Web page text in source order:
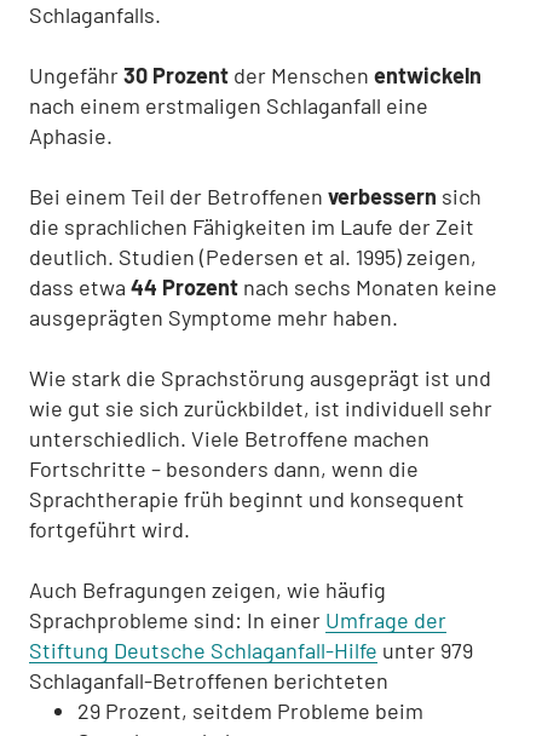
Schlaganfalls.
Ungefähr30 Prozent der Menschen entwickeln
nach einem erstmaligen Schlaganfall eine
Aphasie.
Bei einem Teil der Betroffenen verbessern sich
die sprachlichen Fähigkeiten im Laufe der Zeit
deutlich. Studien (Pedersen et al. 1995) zeigen,
dass etwa 44 Prozent nach sechs Monaten keine
ausgeprägten Symptome mehr haben.
Wie stark die Sprachstörung ausgeprägt ist und
wie gut sie sich zurückbildet, ist individuell sehr
unterschiedlich. Viele Betroffene machen
Fortschritte – besonders dann, wenn die
Sprachtherapie früh beginnt und konsequent
fortgeführt wird.
Auch Befragungen zeigen, wie häufig
Sprachprobleme sind: In einer Umfrage der
Stiftung Deutsche Schlaganfall-Hilfe unter 979
Schlaganfall-Betroffenen berichteten
29 Prozent, seitdem Probleme beim